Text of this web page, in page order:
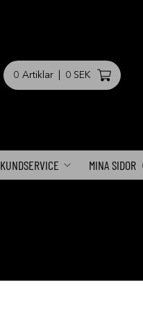
0 Artiklar 0 SEK
KUNDSERVICE MINA SIDOR